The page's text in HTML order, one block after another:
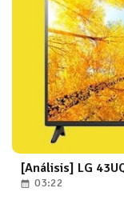
[Análisis] LG
03:22